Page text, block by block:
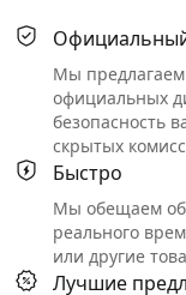
Мы предлагаем
официальных
безопасность
скрытых
Быстро
Мы обещаем
реального
или другие
Лучшие